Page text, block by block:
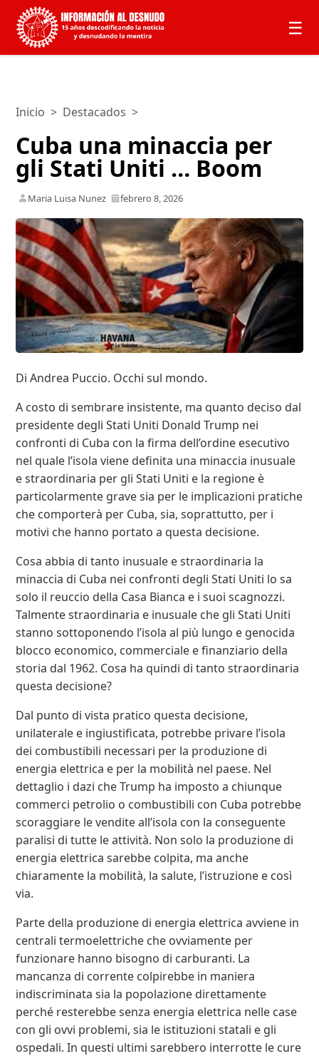
☰
Inicio > Destacados >
Cuba una minaccia per
gli Stati Uniti … Boom
Maria Luisa Nunez febrero 8, 2026
Di Andrea Puccio. Occhi sul mondo.
A costo di sembrare insistente, ma quanto deciso dal
presidente degli Stati Uniti Donald Trump nei
confronti di Cuba con la firma dell’ordine esecutivo
nel quale l’isola viene definita una minaccia inusuale
e straordinaria per gli Stati Uniti e la regione è
particolarmente grave sia per le implicazioni pratiche
che comporterà per Cuba, sia, soprattutto, per i
motivi che hanno portato a questa decisione.
Cosa abbia di tanto inusuale e straordinaria la
minaccia di Cuba nei confronti degli Stati Uniti lo sa
solo il reuccio della Casa Bianca e i suoi scagnozzi.
Talmente straordinaria e inusuale che gli Stati Uniti
stanno sottoponendo l’isola al più lungo e genocida
blocco economico, commerciale e finanziario della
storia dal 1962. Cosa ha quindi di tanto straordinaria
questa decisione?
Dal punto di vista pratico questa decisione,
unilaterale e ingiustificata, potrebbe privare l’isola
dei combustibili necessari per la produzione di
energia elettrica e per la mobilità nel paese. Nel
dettaglio i dazi che Trump ha imposto a chiunque
commerci petrolio o combustibili con Cuba potrebbe
scoraggiare le vendite all’isola con la conseguente
paralisi di tutte le attività. Non solo la produzione di
energia elettrica sarebbe colpita, ma anche
chiaramente la mobilità, la salute, l’istruzione e così
via.
Parte della produzione di energia elettrica avviene in
centrali termoelettriche che ovviamente per
funzionare hanno bisogno di carburanti. La
mancanza di corrente colpirebbe in maniera
indiscriminata sia la popolazione direttamente
perché resterebbe senza energia elettrica nelle case
con gli ovvi problemi, sia le istituzioni statali e gli
ospedali. In questi ultimi sarebbero interrotte le cure